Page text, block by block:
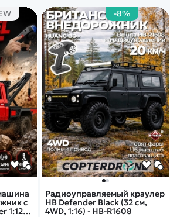
с
1:12,
-8%
Радиоуправляемый краулер
HB Defender Black (32 см,
4WD, 1:16) - HB-R1608